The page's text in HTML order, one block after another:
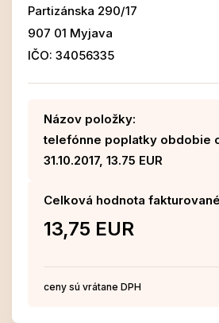
Partizánska 290/17
907 01 Myjava
IČO: 34056335
Názov položky:
telefónne poplatky obdobie
31.10.2017, 13.75 EUR
Celková hodnota
13,75 EUR
ceny sú vrátane DPH